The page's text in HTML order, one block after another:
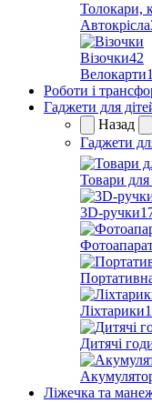
Толокари,
Автокрісла
Візочки42
Велокарти
Роботи і
Гаджети для
Назад
Гаджети
Товари для
3D-ручки
Ліхтарики
Дитячі
Ліжечка та